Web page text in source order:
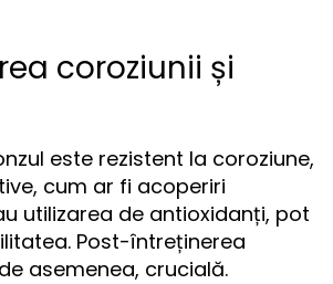
coroziunii și
este rezistent la coroziune,
cum ar fi acoperiri
utilizarea de antioxidanți, pot
Post-întreținerea
asemenea, crucială.